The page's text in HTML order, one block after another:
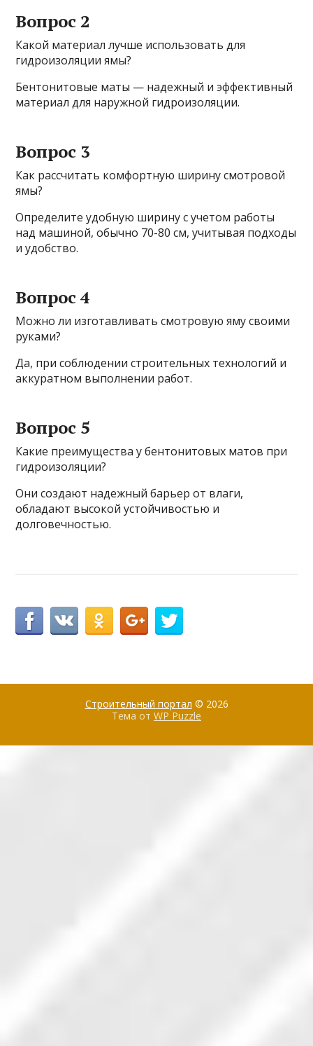
Вопрос 2
Какой материал лучше использовать для
гидроизоляции ямы?
Бентонитовые маты — надежный и эффективный
материал для наружной гидроизоляции.
Вопрос 3
Как рассчитать комфортную ширину смотровой
ямы?
Определите удобную ширину с учетом работы
над машиной, обычно 70-80 см, учитывая подходы
и удобство.
Вопрос 4
Можно ли изготавливать смотровую яму своими
руками?
Да, при соблюдении строительных технологий и
аккуратном выполнении работ.
Вопрос 5
Какие преимущества у бентонитовых матов при
гидроизоляции?
Они создают надежный барьер от влаги,
обладают высокой устойчивостью и
долговечностью.
Строительный портал © 2026
Тема от WP Puzzle